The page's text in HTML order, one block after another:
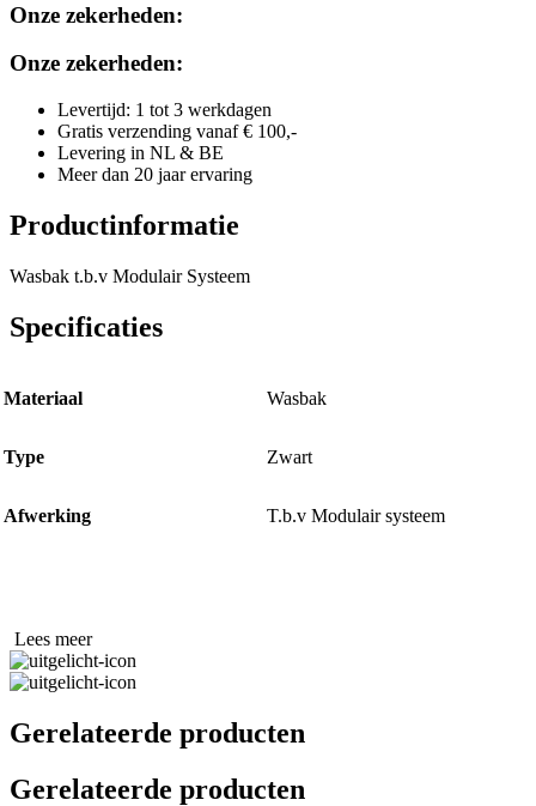
Onze zekerheden:
Onze zekerheden:
Levertijd: 1 tot 3 werkdagen
Gratis verzending vanaf € 100,-
Levering in NL & BE
Meer dan 20 jaar ervaring
Productinformatie
Wasbak t.b.v Modulair Systeem
Specificaties
Materiaal Wasbak
Type Zwart
Afwerking T.b.v Modulair systeem
Lees meer
Gerelateerde producten
Gerelateerde producten